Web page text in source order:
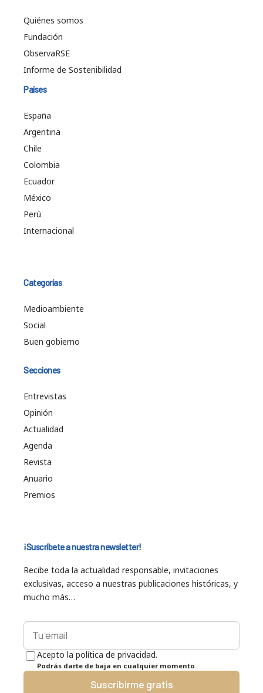
Quiénes somos
Fundación
ObservaRSE
Informe de Sostenibilidad
Países
España
Argentina
Chile
Colombia
Ecuador
México
Perú
Internacional
Categorías
Medioambiente
Social
Buen gobierno
Secciones
Entrevistas
Opinión
Actualidad
Agenda
Revista
Anuario
Premios
¡Suscríbete a nuestra newsletter!
Recibe toda la actualidad responsable, invitaciones
exclusivas, acceso a nuestras publicaciones históricas, y
mucho más…
Acepto la política de privacidad.
Podrás darte de baja en cualquier momento.
Suscribirme gratis